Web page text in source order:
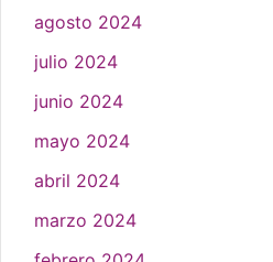
agosto 2024
julio 2024
junio 2024
mayo 2024
abril 2024
marzo 2024